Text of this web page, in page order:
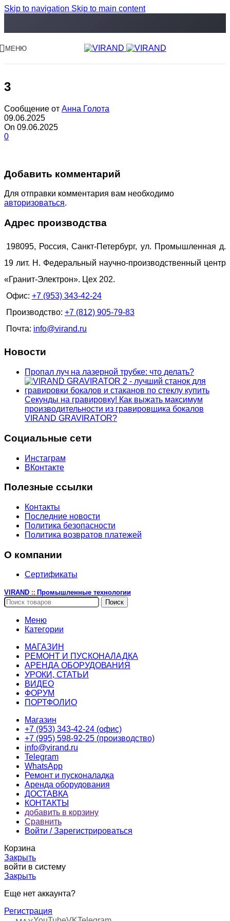
Skip to navigation Skip to main content
МЕНЮ
3
Сообщение от Анна Голота
09.06.2025
On 09.06.2025
0
Добавить комментарий
Для отправки комментария вам необходимо
авторизоваться.
Адрес производства
198095, Россия, Санкт-Петербург, ул. Промышленная д.
19 лит. Н. Федеральный научно-производственный центр
«Гранит-Электрон». Цех 202.
Офис: +7 (953) 343-42-24
Производство: +7 (812) 905-79-83
Почта: info@virand.ru
Новости
Пропал луч на лазерной трубке: что делать?
Секунды на гравировку! Как выжать максимум
производительности из гравировщика бокалов
VIRAND GRAVIRATOR?
Социальные сети
Инстаграм
ВКонтакте
Полезные ссылки
Контакты
Последние новости
Политика безопасности
Политика возвратов платежей
О компании
Сертификаты
VIRAND :: Промышленные технологии
Поиск
Меню
Категории
МАГАЗИН
РЕМОНТ И ПУСКОНАЛАДКА
АРЕНДА ОБОРУДОВАНИЯ
УРОКИ, СТАТЬИ
ВИДЕО
ФОРУМ
ПОРТФОЛИО
Магазин
+7 (953) 343-42-24 (офис)
+7 (995) 598-92-25 (производство)
info@virand.ru
Telegram
WhatsApp
Ремонт и пусконаладка
Аренда оборудования
ДОСТАВКА
КОНТАКТЫ
добавить в корзину
Сравнить
Войти / Зарегистрироваться
Корзина
Закрыть
войти в систему
Закрыть
Еще нет аккаунта?
Регистрация